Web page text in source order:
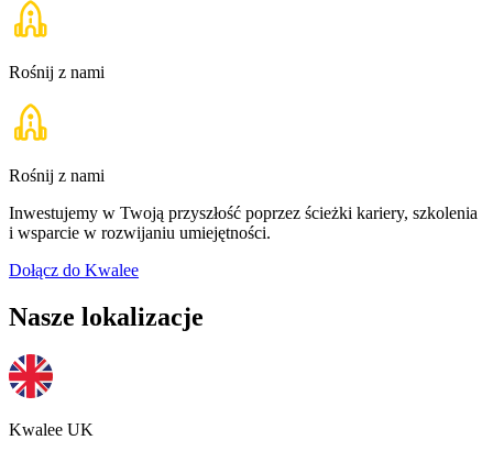
Rośnij z nami
Rośnij z nami
Inwestujemy w Twoją przyszłość poprzez ścieżki kariery, szkolenia
i wsparcie w rozwijaniu umiejętności.
Dołącz do Kwalee
Nasze lokalizacje
Kwalee UK